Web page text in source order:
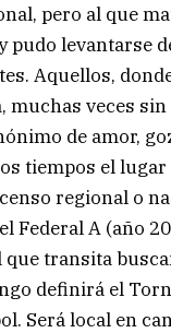
pero al que
pudo levantarse
Aquellos,
veces
de amor,
tiempos el
regional o
Federal A (año
transita
definirá el
Será local en